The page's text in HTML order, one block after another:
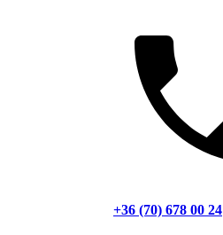
+36 (70) 678 00 24